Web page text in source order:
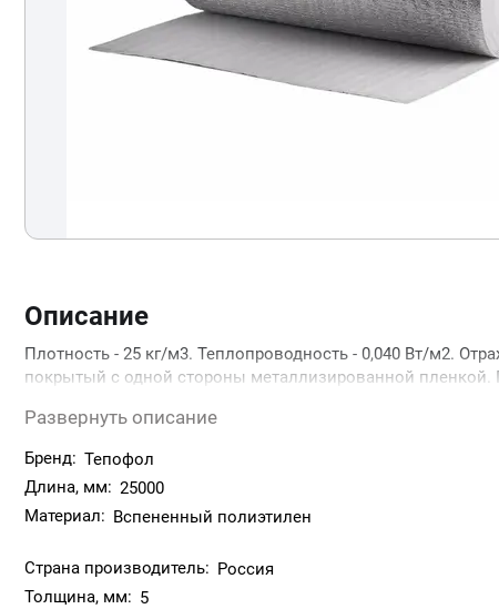
Описание
Плотность - 25 кг/м3. Теплопроводность - 0,040 Вт/м2.
покрытый с одной стороны металлизированной
между тканью и набивным материалом, прокладка между
фундаментов, кровли, укрывной материал для
Развернуть описание
Бренд: Тепофол
Длина, мм: 25000
Материал: Вспененный полиэтилен
Страна производитель: Россия
Толщина, мм: 5